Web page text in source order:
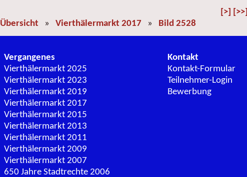
[>] [>>]
Übersicht » Vierthälermarkt 2017 » Bild 2528
Vergangenes
Vierthälermarkt 2025
Vierthälermarkt 2023
Vierthälermarkt 2019
Vierthälermarkt 2017
Vierthälermarkt 2015
Vierthälermarkt 2013
Vierthälermarkt 2011
Vierthälermarkt 2009
Vierthälermarkt 2007
650 Jahre Stadtrechte 2006
Kontakt
Kontakt-Formular
Teilnehmer-Login
Bewerbung